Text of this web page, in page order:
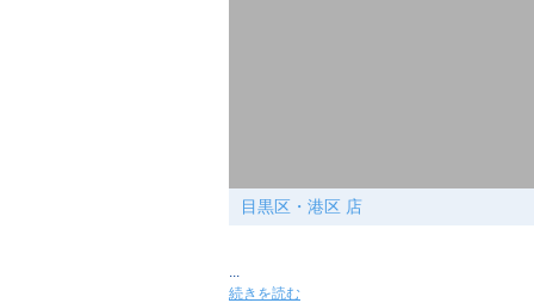
目黒区・港区 店
...
続きを読む